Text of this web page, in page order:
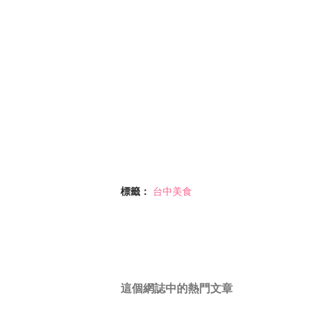
標籤： 台中美食
這個網誌中的熱門文章